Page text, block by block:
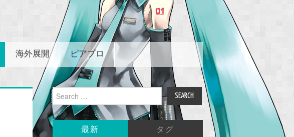
海外展開 ピアプロ
Search
for:
最新 タグ